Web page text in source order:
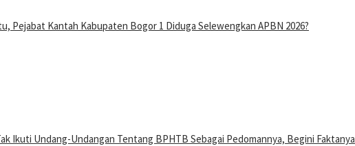
Pejabat Kantah Kabupaten Bogor 1 Diduga Selewengkan APBN 2026?
Ikuti Undang-Undangan Tentang BPHTB Sebagai Pedomannya, Begini Faktanya